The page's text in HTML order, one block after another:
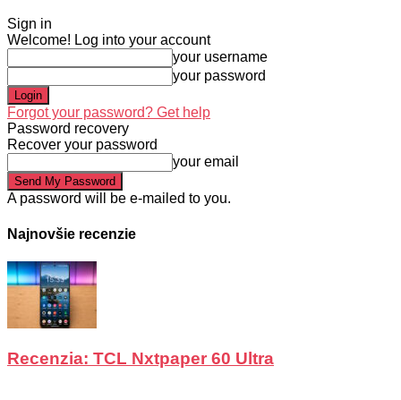
Sign in
Welcome! Log into your account
your username
your password
Forgot your password? Get help
Password recovery
Recover your password
your email
A password will be e-mailed to you.
Najnovšie recenzie
Recenzia: TCL Nxtpaper 60 Ultra